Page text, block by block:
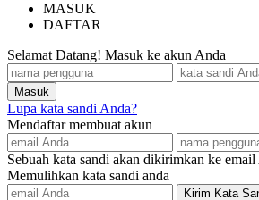
MASUK
DAFTAR
Selamat Datang! Masuk ke akun Anda
Lupa kata sandi Anda?
Mendaftar membuat akun
Sebuah kata sandi akan dikirimkan ke email
Memulihkan kata sandi anda